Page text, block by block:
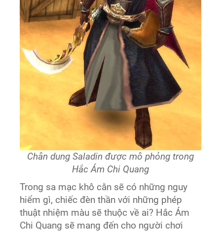
Chân dung Saladin được mô phỏng trong
Hắc Ám Chi Quang
Trong sa mạc khô cằn sẽ có những nguy
hiểm gì, chiếc đèn thần với những phép
thuật nhiệm màu sẽ thuộc về ai? Hắc Ám
Chi Quang sẽ mang đến cho người chơi